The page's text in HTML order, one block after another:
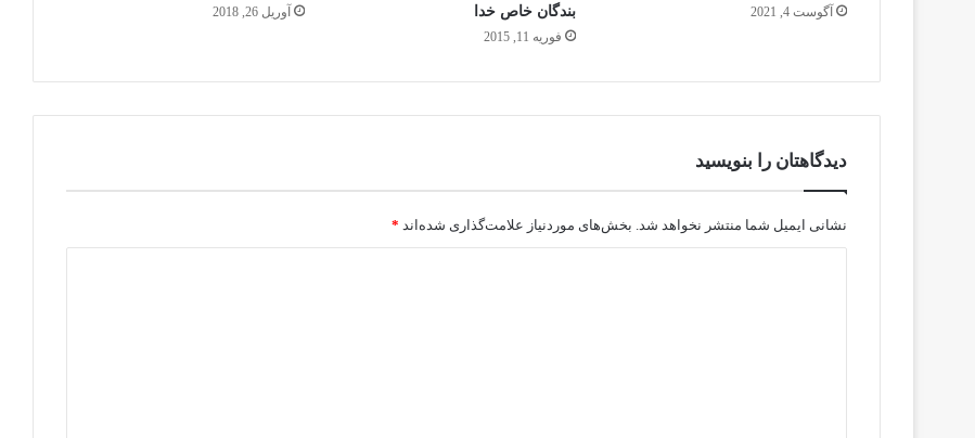
آگوست 4, 2021 بندگان خاص خدا
فوریه 11, 2015
آوریل 26, 2018
دیدگاهتان را بنویسید
نشانی ایمیل شما منتشر نخواهد شد. بخش‌های موردنیاز علامت‌گذاری شده‌اند *